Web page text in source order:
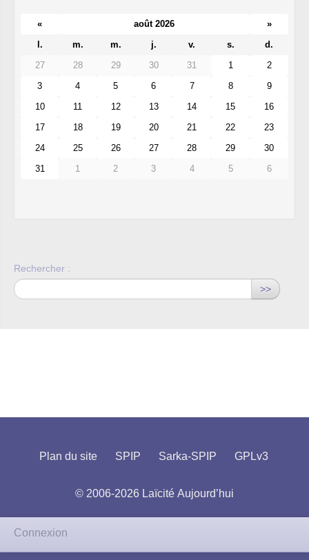
« août 2026
»
l.
m. m. j. v. s.
d.
27
28 29 30 31 1
2
3
4 5 6 7 8
9
10
11 12 13 14 15
16
17
18 19 20 21 22
23
24
25 26 27 28 29
30
31
1 2 3 4 5 6
Rechercher :
>>
Plan du site SPIP Sarka-SPIP GPLv3
© 2006-2026 Laïcité Aujourd’hui
Connexion